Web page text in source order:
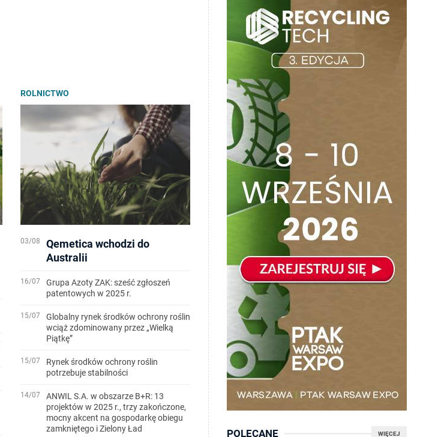
ROLNICTWO
03/08
Qemetica wchodzi do
Australii
16/07
Grupa Azoty ZAK: sześć zgłoszeń
patentowych w 2025 r.
15/07
Globalny rynek środków ochrony roślin
wciąż zdominowany przez „Wielką
Piątkę”
15/07
Rynek środków ochrony roślin
potrzebuje stabilności
14/07
ANWIL S.A. w obszarze B+R: 13
projektów w 2025 r., trzy zakończone,
mocny akcent na gospodarkę obiegu
zamkniętego i Zielony Ład
WIĘCEJ
POLECANE